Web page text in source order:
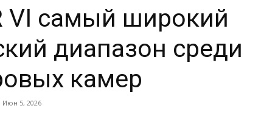
VI самый широкий
диапазон среди
камер
Июн 5, 2026